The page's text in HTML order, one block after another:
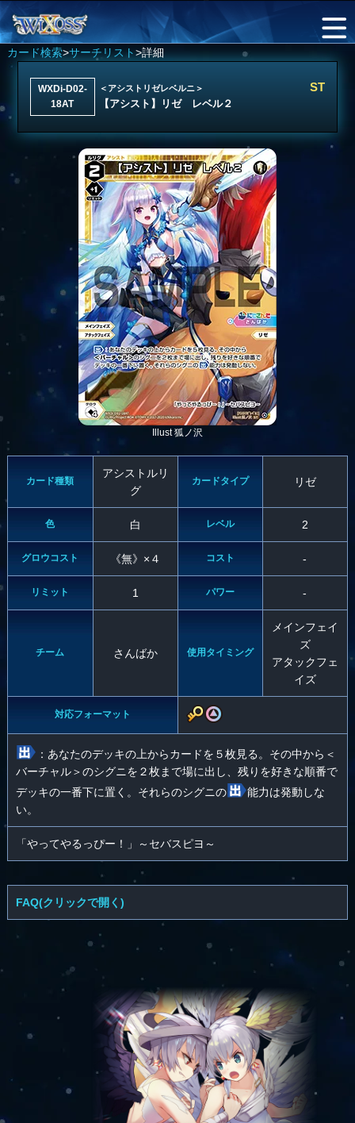
カード検索>サーチリスト>詳細
WXDi-D02-
18AT
＜アシストリゼレベルニ＞
【アシスト】リゼ レベル２
ST
Illust 狐ノ沢
カード種類
アシストルリ
グ
カードタイプ リゼ
色 白 レベル 2
グロウコスト 《無》×４ コスト -
リミット 1 パワー -
チーム さんばか 使用タイミング
メインフェイ
ズ
アタックフェ
イズ
対応フォーマット
：あなたのデッキの上からカードを５枚見る。その中から＜
バーチャル＞のシグニを２枚まで場に出し、残りを好きな順番で
デッキの一番下に置く。それらのシグニの
能力は発動しな
い。
「やってやるっぴー！」～セバスピヨ～
FAQ(クリックで開く)